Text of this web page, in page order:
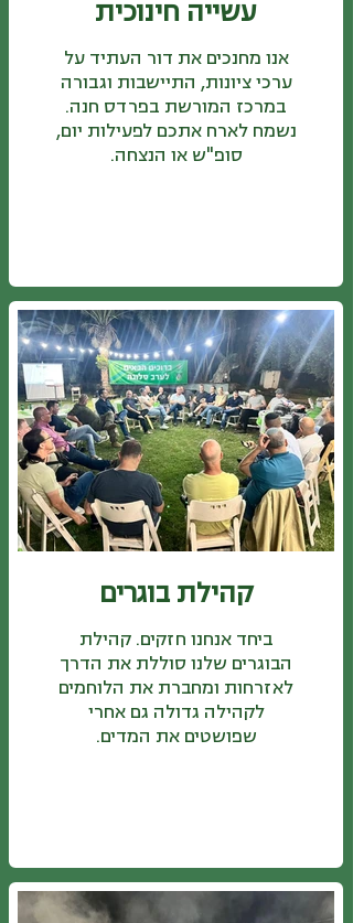
עשייה חינוכית
אנו מחנכים את דור העתיד על
ערכי ציונות, התיישבות וגבורה
במרכז המורשת בפרדס חנה.
נשמח לארח אתכם לפעילות יום,
סופ"ש או הנצחה.
קהילת בוגרים
ביחד אנחנו חזקים. קהילת
הבוגרים שלנו סוללת את הדרך
לאזרחות ומחברת את הלוחמים
לקהילה גדולה גם אחרי
שפושטים את המדים.